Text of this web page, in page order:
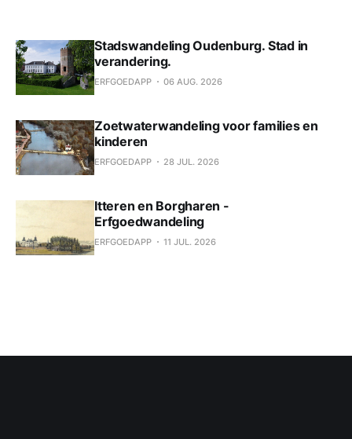
Stadswandeling Oudenburg. Stad in
verandering.
ERFGOEDAPP 06 AUG. 2026
Zoetwaterwandeling voor families en
kinderen
ERFGOEDAPP 28 JUL. 2026
Itteren en Borgharen -
Erfgoedwandeling
ERFGOEDAPP 11 JUL. 2026